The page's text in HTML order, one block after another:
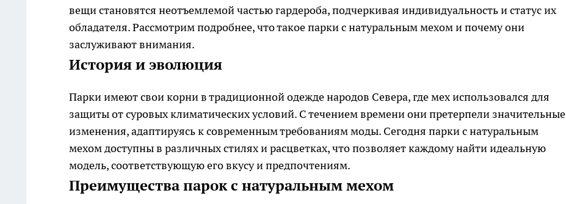
вещи становятся неотъемлемой частью гардероба, подчеркивая индивидуальность и статус их
обладателя. Рассмотрим подробнее, что такое парки с натуральным мехом и почему они
заслуживают внимания.
История и эволюция
Парки имеют свои корни в традиционной одежде народов Севера, где мех использовался для
защиты от суровых климатических условий. С течением времени они претерпели значительные
изменения, адаптируясь к современным требованиям моды. Сегодня парки с натуральным
мехом доступны в различных стилях и расцветках, что позволяет каждому найти идеальную
модель, соответствующую его вкусу и предпочтениям.
Преимущества парок с натуральным мехом